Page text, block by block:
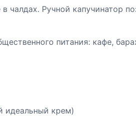
Ручной капучинатор
питания: кафе,
идеальный крем)